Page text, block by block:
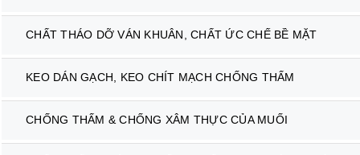
CHẤT THÁO DỠ VÁN KHUÂN, CHẤT ỨC CHẾ BỀ MẶT
KEO DÁN GẠCH, KEO CHÍT MẠCH CHỐNG THẤM
CHỐNG THẤM & CHỐNG XÂM THỰC CỦA MUỐI